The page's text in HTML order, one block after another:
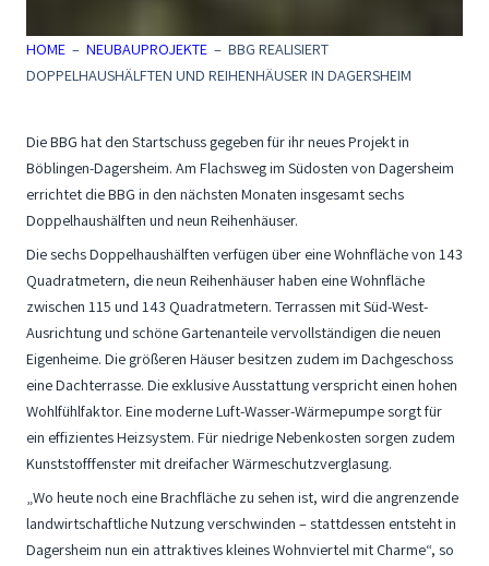
HOME – NEUBAUPROJEKTE – BBG REALISIERT
DOPPELHAUSHÄLFTEN UND REIHENHÄUSER IN DAGERSHEIM
Die BBG hat den Startschuss gegeben für ihr neues Projekt in
Böblingen-Dagersheim. Am Flachsweg im Südosten von Dagersheim
errichtet die BBG in den nächsten Monaten insgesamt sechs
Doppelhaushälften und neun Reihenhäuser.
Die sechs Doppelhaushälften verfügen über eine Wohnfläche von 143
Quadratmetern, die neun Reihenhäuser haben eine Wohnfläche
zwischen 115 und 143 Quadratmetern. Terrassen mit Süd-West-
Ausrichtung und schöne Gartenanteile vervollständigen die neuen
Eigenheime. Die größeren Häuser besitzen zudem im Dachgeschoss
eine Dachterrasse. Die exklusive Ausstattung verspricht einen hohen
Wohlfühlfaktor. Eine moderne Luft-Wasser-Wärmepumpe sorgt für
ein effizientes Heizsystem. Für niedrige Nebenkosten sorgen zudem
Kunststofffenster mit dreifacher Wärmeschutzverglasung.
„Wo heute noch eine Brachfläche zu sehen ist, wird die angrenzende
landwirtschaftliche Nutzung verschwinden – stattdessen entsteht in
Dagersheim nun ein attraktives kleines Wohnviertel mit Charme“, so